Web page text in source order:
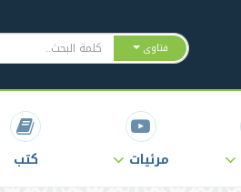
فتاوى
مرئيات كتب